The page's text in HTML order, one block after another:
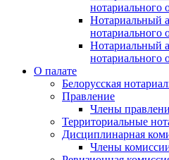
нотариального
Нотариальный
нотариального
Нотариальный
нотариального
О палате
Белорусская
Правление
Члены
Территориальные
Дисциплинарная
Члены